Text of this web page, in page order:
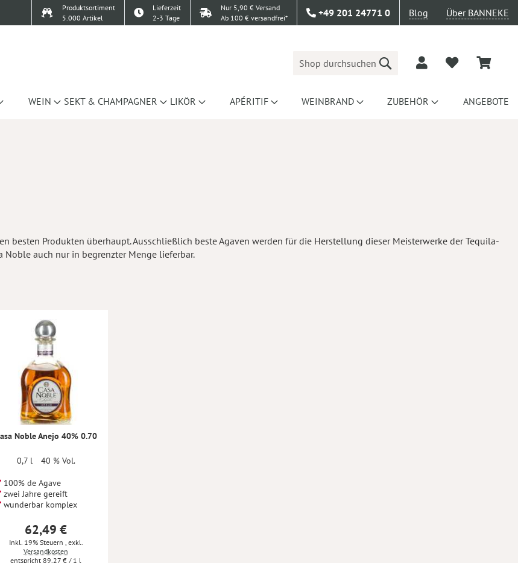
Produktsortiment
5.000 Artikel
Lieferzeit
2-3 Tage
Nur 5,90 € Versand
Ab 100 € versandfrei*
+49 201 24771 0 Blog Über BANNEKE
Suche
WEIN SEKT & CHAMPAGNER LIKÖR APÉRITIF WEINBRAND ZUBEHÖR ANGEBOTE
besten Produkten überhaupt. Ausschließlich beste Agaven werden für die Herstellung dieser Meisterwerke der Tequila-
Noble auch nur in begrenzter Menge lieferbar.
Noble Anejo 40% 0.70
0,7 l 40 % Vol.
100% de Agave
zwei Jahre gereift
wunderbar komplex
62,49 €
Inkl. 19% Steuern exkl.
Versandkosten
89,27 € / 1 l